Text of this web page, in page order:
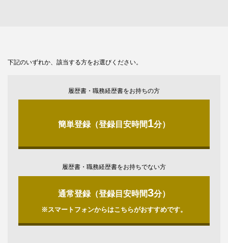
下記のいずれか、該当する方をお選びください。
履歴書・職務経歴書をお持ちの方
簡単登録（登録目安時間1分）
履歴書・職務経歴書をお持ちでない方
通常登録（登録目安時間3分）
※スマートフォンからはこちらがおすすめです。